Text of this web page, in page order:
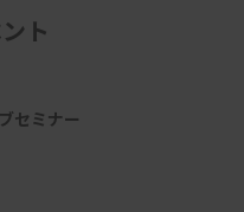
ト
セミナー